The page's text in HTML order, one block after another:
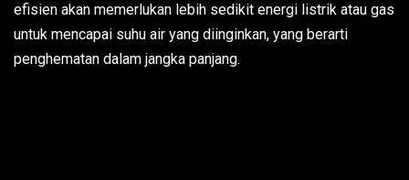
efisien akan memerlukan lebih sedikit energi listrik atau gas
untuk mencapai suhu air yang diinginkan, yang berarti
penghematan dalam jangka panjang.